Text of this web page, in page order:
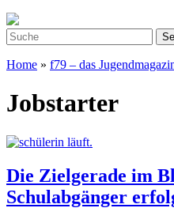
Home » f79 – das
Jobstarter
Die Zielgerade im
Schulabgänger